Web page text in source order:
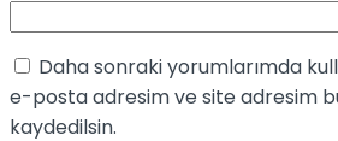
Daha sonraki yorumlarımda
e-posta adresim ve site adresim
kaydedilsin.